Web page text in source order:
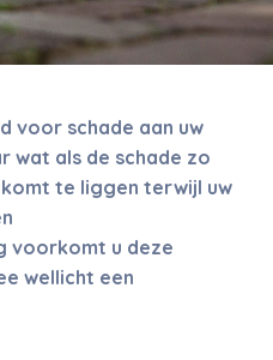
voor schade aan uw
wat als de schade zo
te liggen terwijl uw
voorkomt u deze
wellicht een